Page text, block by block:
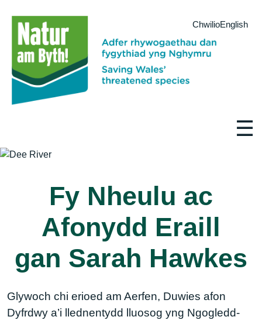
English
Chwilio
☰
Fy Nheulu ac
Afonydd Eraill
gan Sarah Hawkes
Glywoch chi erioed am Aerfen, Duwies afon
Dyfrdwy a’i llednentydd lluosog yng Ngogledd-